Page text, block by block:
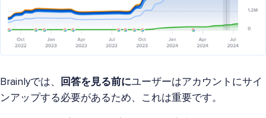
Brainlyでは、 回答を見る前にユーザーはアカウントにサイ
ンアップする必要があるため、これは重要です。